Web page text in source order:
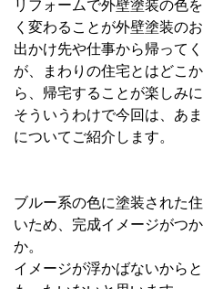
リフォームで外壁塗装の色
く変わることが外壁塗装の
出かけ先や仕事から帰って
が、まわりの住宅とはどこ
ら、帰宅することが楽しみ
そういうわけで今回は、あ
についてご紹介します。
ブルー系の色に塗装された
いため、完成イメージがつ
か。
イメージが浮かばないから